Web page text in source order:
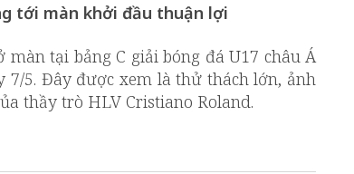
tới màn khởi đầu thuận lợi
tại bảng C giải bóng đá U17 châu Á
7/5. Đây được xem là thử thách lớn, ảnh
thầy trò HLV Cristiano Roland.